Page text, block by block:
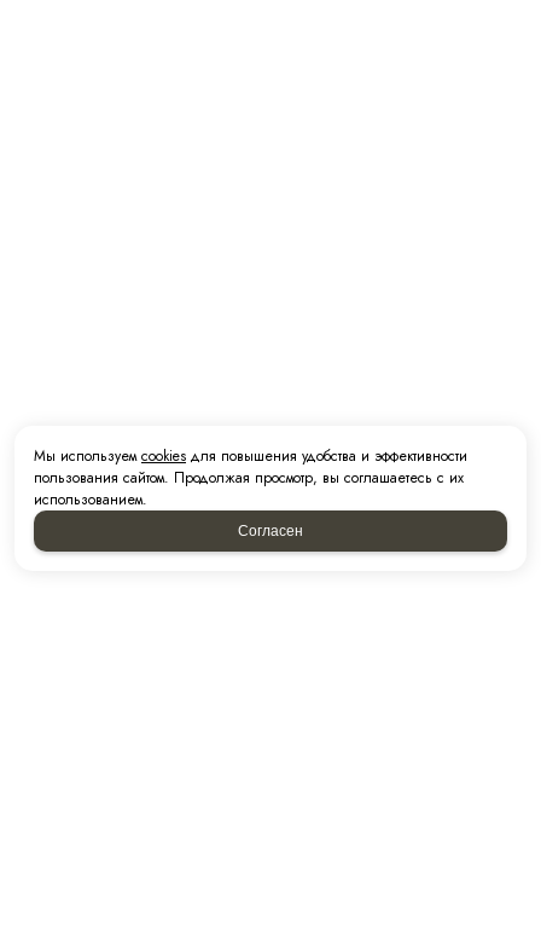
Мы используемcookies для повышения удобства и эффективности
пользования сайтом. Продолжая просмотр, вы соглашаетесь с их
использованием.
Согласен